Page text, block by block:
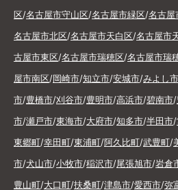
区/名古屋市守山区/名古屋市緑区/名古屋
名古屋市北区/名古屋市天白区/名古屋市
古屋市東区/名古屋市瑞穂区/名古屋市瑞
屋市南区/岡崎市/知立市/安城市/みよし市
市/豊橋市/刈谷市/豊明市/高浜市/碧南市/
市/瀬戸市/東海市/大府市/知多市/半田市/
東郷町/幸田町/東浦町/阿久比町/武豊町/
市/犬山市/小牧市/稲沢市/尾張旭市/岩倉
豊山町/大口町/扶桑町/津島市/愛西市/弥